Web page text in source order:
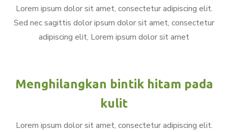
Lorem ipsum dolor sit amet, consectetur adipiscing elit.
Sed nec sagittis dolor ipsum dolor sit amet, consectetur
adipiscing elit, Lorem ipsum dolor sit amet
Menghilangkan bintik hitam pada
kulit
Lorem ipsum dolor sit amet, consectetur adipiscing elit.